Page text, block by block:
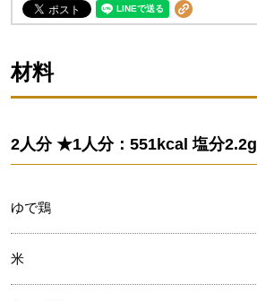
材料
2人分 ★1人分：551kcal 塩分2.2g
ゆで鶏
米